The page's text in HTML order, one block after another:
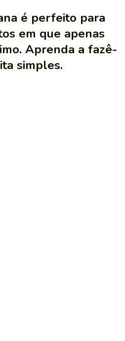
é perfeito para
em que apenas
Aprenda a fazê-
simples.